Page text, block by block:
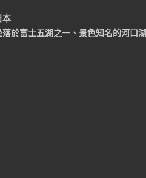
本
落於富士五湖之一、景色知名的河口湖